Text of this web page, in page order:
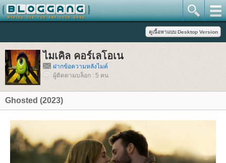
ไมเคิล คอร์เลโอเน
ฝากข้อความหลังไมค์
ผู้ติดตามบล็อก : 5 คน
Ghosted (2023)